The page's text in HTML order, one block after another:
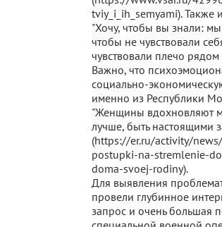
tviy_i_ih_semyami). Также
"Хочу, чтобы вы знали: мы
чтобы не чувствовали
чувствовали плечо
Важно, что
социально-
именно из Республики
"Женщины вдохновляют
лучше, быть настоящими
(https://er.ru/activity/
postupki-na-stremlenie-
doma-svoej-rodiny).
Для выявления
провели глубинное
запрос и очень большая